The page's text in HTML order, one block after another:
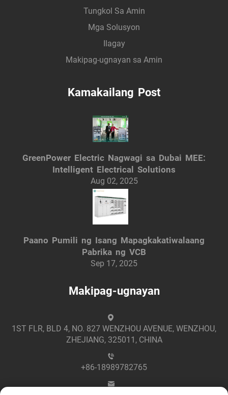
Tungkol Sa Amin
Mga Solusyon
Ilagay
Makipag-ugnayan sa Amin
Kamakailang Post
GreenPower Electric Nagwagi sa Dubai MEE:
Intelligent Electrical Solutions
Aug 02, 2025
Paano Pumili ng Isang Mapagkakatiwalaang
Pabrika ng VCB
Sep 17, 2025
Makipag-ugnayan
1ST FLR, BLD 4, NO. 827 WENZHOU AVENUE, WENZHOU,
ZHEJIANG, 325011, CHINA
+86-18989782765